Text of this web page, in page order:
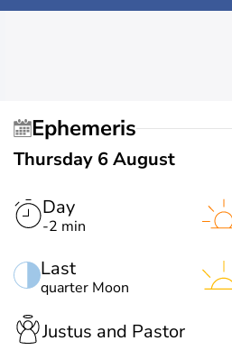
Ephemeris
Thursday 6 August
Day
-2 min
Last
quarter Moon
Justus and Pastor